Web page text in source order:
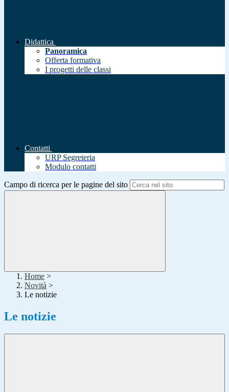
Didattica
Panoramica
Offerta formativa
I progetti delle classi
Contatti
URP Segreteria
Modulo contatti
Campo di ricerca per le pagine del sito
Home >
Novità >
Le notizie
Le notizie